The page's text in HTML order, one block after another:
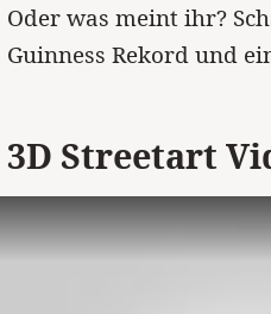
Oder was meint ihr?
Guinness Rekord und
3D Streetart